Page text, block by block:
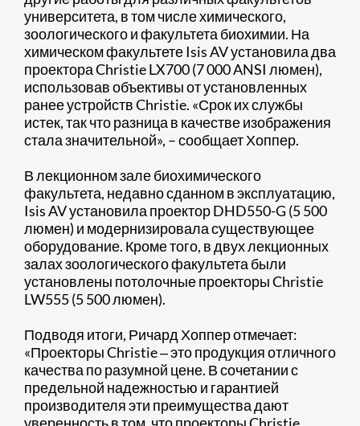
университета, в том числе химического,
зоологического и факультета биохимии. На
химическом факультете Isis AV установила два
проектора Christie LX700 (7 000 ANSI люмен),
использовав объективы от установленных
ранее устройств Christie. «Срок их службы
истек, так что разница в качестве изображения
стала значительной», – сообщает Хоппер.
В лекционном зале биохимического
факультета, недавно сданном в эксплуатацию,
Isis AV установила проектор DHD550-G (5 500
люмен) и модернизировала существующее
оборудование. Кроме того, в двух лекционных
залах зоологического факультета были
установлены потолочные проекторы Christie
LW555 (5 500 люмен).
Подводя итоги, Ричард Хоппер отмечает:
«Проекторы Christie ‒ это продукция отличного
качества по разумной цене. В сочетании с
предельной надежностью и гарантией
производителя эти преимущества дают